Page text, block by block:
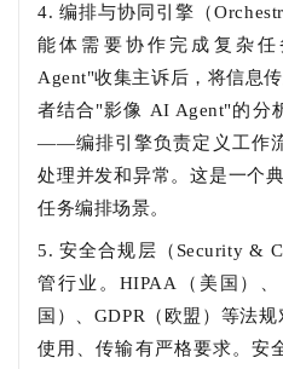
4. 编排与协同引擎（
能体需要协作完成复杂
Agent"收集主诉后，将信息
者结合"影像 AI Agent"的分
——编排引擎负责定义工作
处理并发和异常。这是一个
任务编排场景。
5. 安全合规层（Security &
管行业。HIPAA（美国）
国）、GDPR（欧盟）等法规
使用、传输有严格要求。安